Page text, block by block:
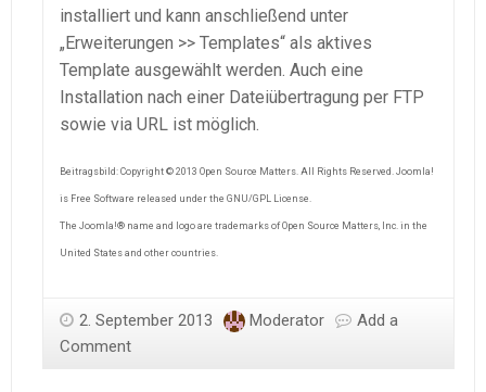
installiert und kann anschließend unter
„Erweiterungen >> Templates“ als aktives
Template ausgewählt werden. Auch eine
Installation nach einer Dateiübertragung per FTP
sowie via URL ist möglich.
Beitragsbild: Copyright © 2013 Open Source Matters. All Rights Reserved. Joomla!
is Free Software released under the GNU/GPL License.
The Joomla!® name and logo are trademarks of Open Source Matters, Inc. in the
United States and other countries.
2. September 2013 Moderator
Add a
Comment